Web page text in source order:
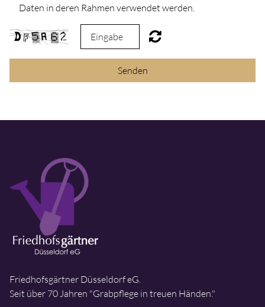
Daten in deren Rahmen verwendet werden.
Senden
Friedhofsgärtner Düsseldorf eG.
Seit über 70 Jahren "Grabpflege in treuen Händen."